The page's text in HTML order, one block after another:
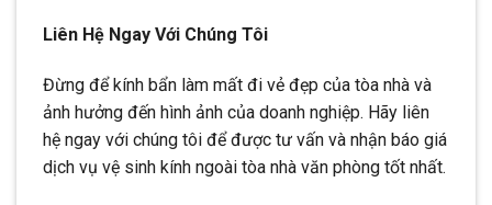
Liên Hệ Ngay Với Chúng Tôi
Đừng để kính bẩn làm mất đi vẻ đẹp của tòa nhà và
ảnh hưởng đến hình ảnh của doanh nghiệp. Hãy liên
hệ ngay với chúng tôi để được tư vấn và nhận báo giá
dịch vụ vệ sinh kính ngoài tòa nhà văn phòng tốt nhất.